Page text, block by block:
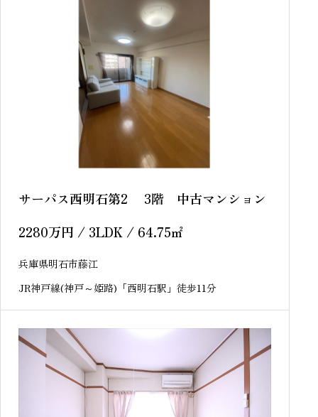
サーパス西明石第2 3階 中古マンション
2280万円 / 3LDK / 64.75㎡
兵庫県明石市藤江
JR神戸線(神戸～姫路)「西明石駅」徒歩11分